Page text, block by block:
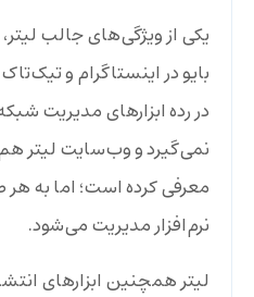
یکی از ویژگی‌های جالب لیتر،
بایو در اینستاگرام و
در رده ابزارهای مدیریت
نمی‌گیرد و وب‌سایت لیتر
معرفی کرده است؛ اما به
نرم‌افزار مدیریت می‌شود.
لیتر همچنین ابزارهای